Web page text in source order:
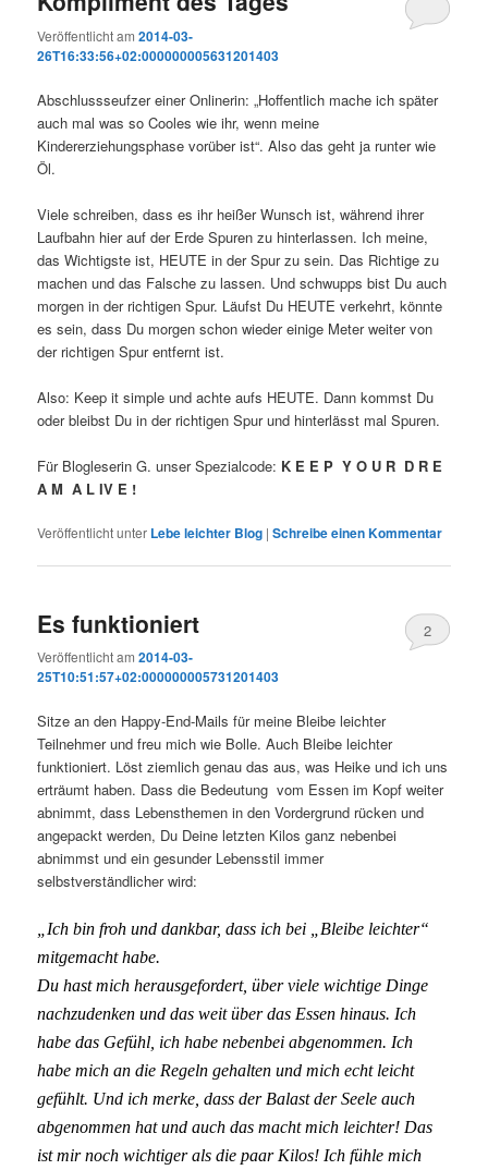
Veröffentlicht am2014-03-
26T16:33:56+02:000000005631201403
Abschlussseufzer einer Onlinerin: „Hoffentlich mache ich später
auch mal was so Cooles wie ihr, wenn meine
Kindererziehungsphase vorüber ist“. Also das geht ja runter wie
Öl.
Viele schreiben, dass es ihr heißer Wunsch ist, während ihrer
Laufbahn hier auf der Erde Spuren zu hinterlassen. Ich meine,
das Wichtigste ist, HEUTE in der Spur zu sein. Das Richtige zu
machen und das Falsche zu lassen. Und schwupps bist Du auch
morgen in der richtigen Spur. Läufst Du HEUTE verkehrt, könnte
es sein, dass Du morgen schon wieder einige Meter weiter von
der richtigen Spur entfernt ist.
Also: Keep it simple und achte aufs HEUTE. Dann kommst Du
oder bleibst Du in der richtigen Spur und hinterlässt mal Spuren.
Für Blogleserin G. unser Spezialcode: K E E P Y O U R D R E
A M A L IV E !
Veröffentlicht unter Lebe leichter Blog |Schreibe einen Kommentar
Es funktioniert
Veröffentlicht am2014-03-
25T10:51:57+02:000000005731201403
2
Sitze an den Happy-End-Mails für meine Bleibe leichter
Teilnehmer und freu mich wie Bolle. Auch Bleibe leichter
funktioniert. Löst ziemlich genau das aus, was Heike und ich uns
erträumt haben. Dass die Bedeutung vom Essen im Kopf weiter
abnimmt, dass Lebensthemen in den Vordergrund rücken und
angepackt werden, Du Deine letzten Kilos ganz nebenbei
abnimmst und ein gesunder Lebensstil immer
selbstverständlicher wird:
„Ich bin froh und dankbar, dass ich bei „Bleibe leichter“
mitgemacht habe.
Du hast mich herausgefordert, über viele wichtige Dinge
nachzudenken und das weit über das Essen hinaus. Ich
habe das Gefühl, ich habe nebenbei abgenommen. Ich
habe mich an die Regeln gehalten und mich echt leicht
gefühlt. Und ich merke, dass der Balast der Seele auch
abgenommen hat und auch das macht mich leichter! Das
ist mir noch wichtiger als die paar Kilos! Ich fühle mich